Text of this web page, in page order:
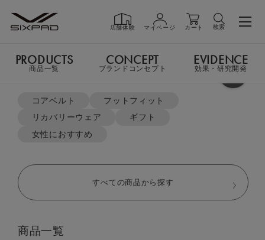
店舗体験 マイページ カート 検索
PRODUCTS商品一覧
GIFT ギフト
LIVE SHOPPING
よく検索されているキーワード
コアベルト
フットフィット
リカバリーウェア
ギフト
女性におすすめ
すべての商品から探す
商品一覧
PRODUCTS
商品一覧
CONCEPT
ブランドコンセプト
EVIDENCE
効果・研究開発